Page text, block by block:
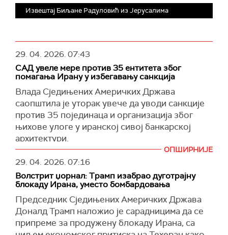
Извештај Биљане Радуловић из Јерусалима
29. 04. 2026.07:43
САД увеле мере против 35 ентитета због
помагања Ирану у избегавању санкција
Влада Сједињених Америчких Држава
саопштила је уторак увече да уводи санкције
против 35 појединаца и организација због
њихове улоге у иранској сивој банкарској
архитектури.
Вашингтон их оптужује да су омогућавали
заобилажење међународних санкција и
финансијске токове повезане са Техераном.
Канцеларија америчког Министарства
финансија за контролу стране имовине
(ОФАК) саопштила је да су санкционисане
мреже омогућавале иранским оружаним
ОПШИРНИЈЕ
29. 04. 2026.07:16
Волстрит џорнал: Трамп изабрао дуготрајну
блокаду Ирана, уместо бомбардовања
Председник Сједињених Америчких Држава
Доналд Трамп наложио је сарадницима да се
припреме за продужену блокаду Ирана, са